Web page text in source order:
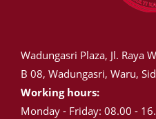
Wadungasri Plaza, Jl. Raya
B 08, Wadungasri, Waru,
Working hours:
Monday - Friday: 08.00 -